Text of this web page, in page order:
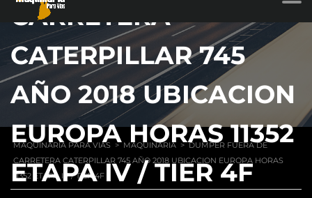
CARRETERA
CATERPILLAR 745
AÑO 2018 UBICACION
EUROPA HORAS 11352
ETAPA IV / TIER 4F
MAQUINARIA PARA VIAS > MAQUINARIA > DUMPER FUERA DE
CARRETERA CATERPILLAR 745 AÑO 2018 UBICACION EUROPA HORAS
11352 ETAPA IV / TIER 4F